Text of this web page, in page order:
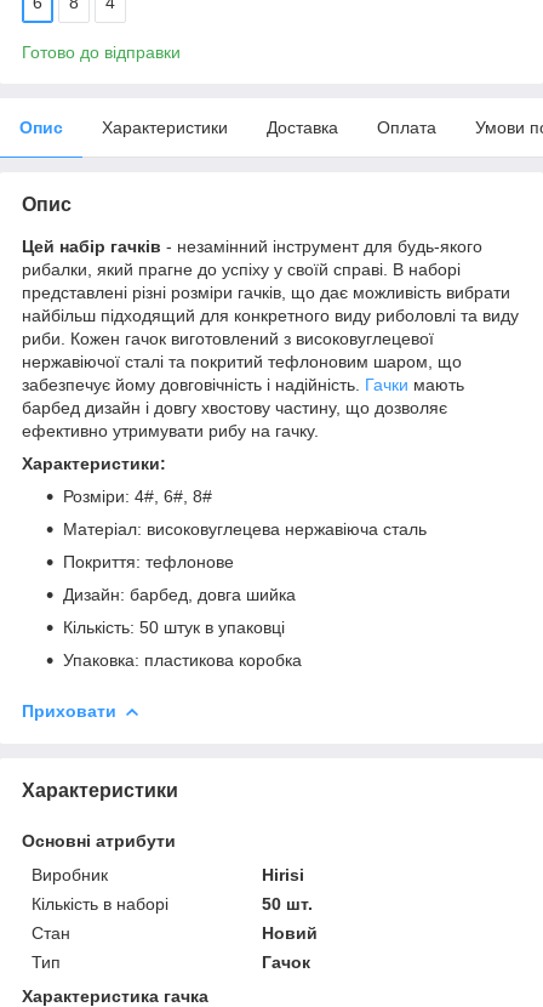
Готово до відправки
Опис Характеристики Доставка Оплата Умови
Опис
Цей набір гачків - незамінний інструмент для будь-якого
рибалки, який прагне до успіху у своїй справі. В наборі
представлені різні розміри гачків, що дає можливість вибрати
найбільш підходящий для конкретного виду риболовлі та виду
риби. Кожен гачок виготовлений з високовуглецевої
нержавіючої сталі та покритий тефлоновим шаром, що
забезпечує йому довговічність і надійність. Гачки мають
барбед дизайн і довгу хвостову частину, що дозволяє
ефективно утримувати рибу на гачку.
Характеристики:
Розміри: 4#, 6#, 8#
Матеріал: високовуглецева нержавіюча сталь
Покриття: тефлонове
Дизайн: барбед, довга шийка
Кількість: 50 штук в упаковці
Упаковка: пластикова коробка
Приховати
Характеристики
Основні атрибути
Виробник
Hirisi
Кількість в наборі
50 шт.
Стан
Новий
Тип
Гачок
Характеристика гачка